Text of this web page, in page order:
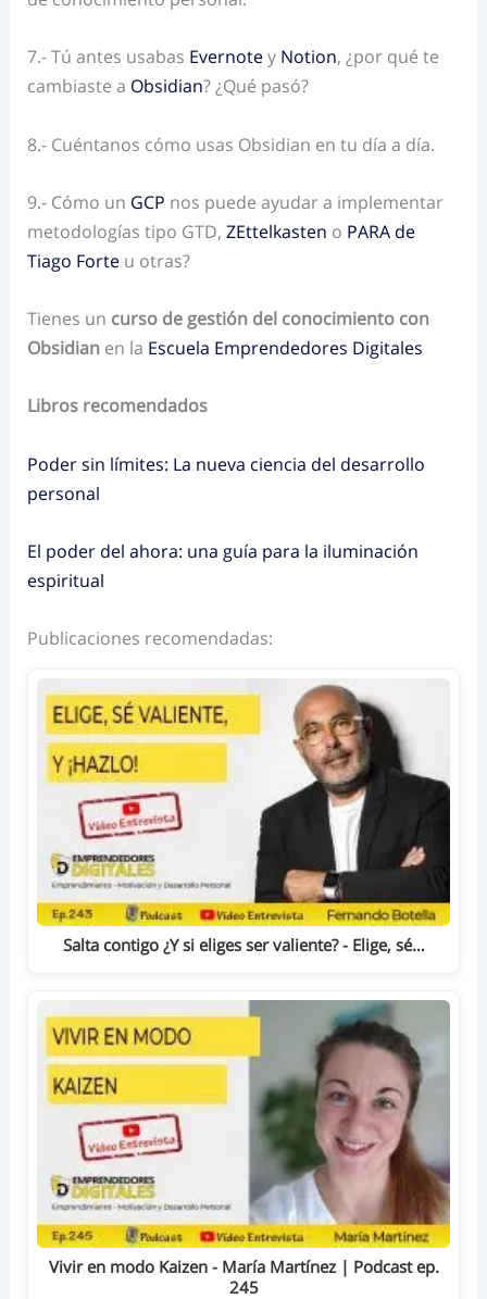
7.- Tú antes usabas Evernotey Notion, ¿por qué te
cambiaste a Obsidian? ¿Qué pasó?
8.- Cuéntanos cómo usas Obsidian en tu día a día.
9.- Cómo un GCP nos puede ayudar a implementar
metodologías tipo GTD,ZEttelkasten o PARA de
Tiago Forte u otras?
Tienes un curso de gestión del conocimiento con
Obsidian en la Escuela Emprendedores Digitales
Libros recomendados
Poder sin límites: La nueva ciencia del desarrollo
personal
El poder del ahora: una guía para la iluminación
espiritual
Publicaciones recomendadas:
Salta contigo ¿Y si eliges ser valiente? - Elige, sé…
Vivir en modo Kaizen - María Martínez | Podcast ep.
245